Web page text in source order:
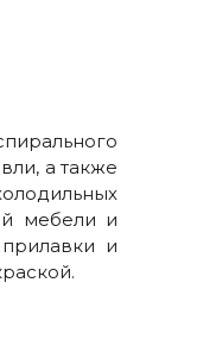
а также
мебели и
и